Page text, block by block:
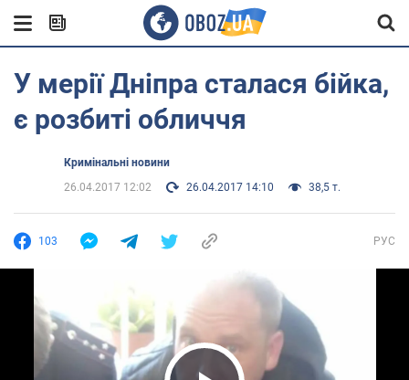
У мерії Дніпра сталася бійка,
є розбиті обличчя
Кримінальні новини
26.04.2017 12:02
26.04.2017 14:10 38,5 т.
103 РУС